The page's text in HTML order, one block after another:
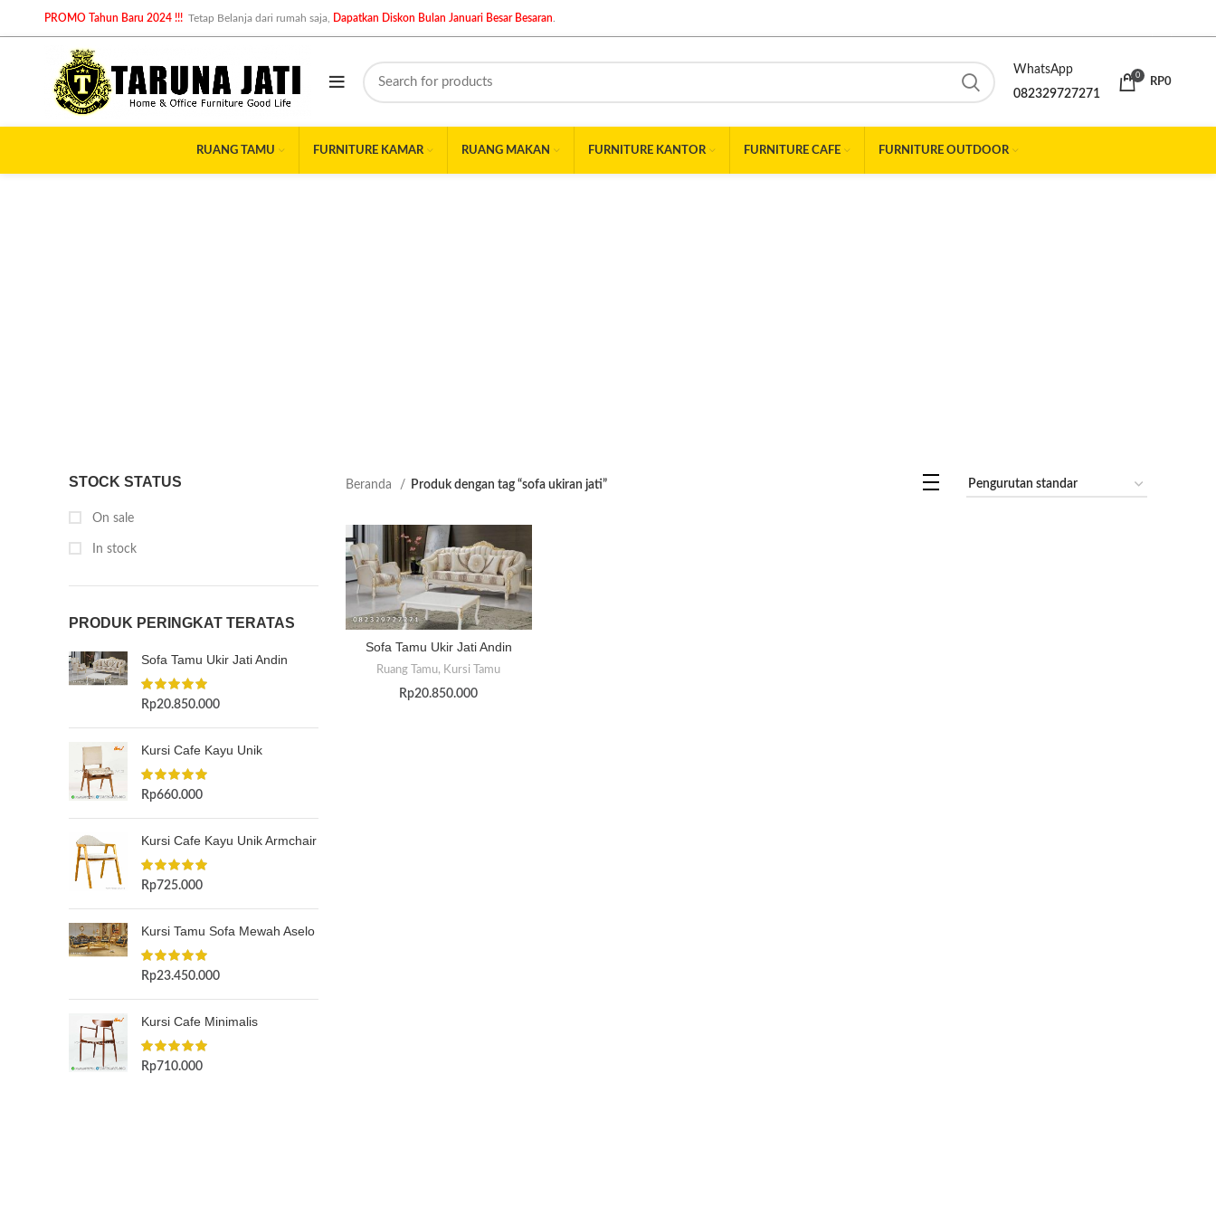
PROMO Tahun Baru 2024 !!! Tetap Belanja dari rumah saja, Dapatkan Diskon Bulan Januari Besar Besaran
WhatsApp
082329727271
0
RP0
RUANG TAMU FURNITURE KAMAR RUANG MAKAN FURNITURE KANTOR FURNITURE CAFE FURNITURE OUTDOOR
STOCK STATUS
On sale
In stock
PRODUK PERINGKAT TERATAS
Sofa Tamu Ukir Jati Andin
Rp20.850.000
Kursi Cafe Kayu Unik
Rp660.000
Kursi Cafe Kayu Unik Armchair
Rp725.000
Kursi Tamu Sofa Mewah Aselo
Rp23.450.000
Kursi Cafe Minimalis
Rp710.000
Beranda Produk dengan tag “sofa ukiran jati”
Sofa Tamu Ukir Jati Andin
Ruang Tamu, Kursi Tamu
Rp20.850.000